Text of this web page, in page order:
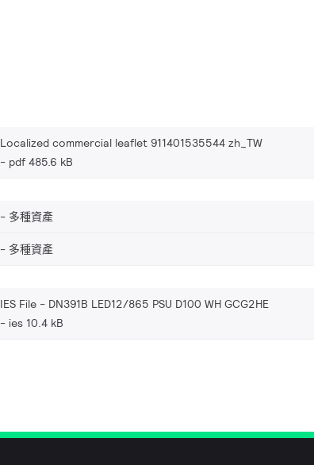
Localized commercial leaflet 911401535544 zh_TW
pdf 485.6 kB
多種資產
多種資產
IES File - DN391B LED12/865 PSU D100 WH GCG2HE
ies 10.4 kB